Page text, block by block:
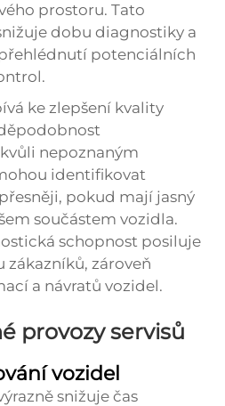
prostoru. Tato
dobu diagnostiky a
potenciálních
ke zlepšení kvality
nepoznaným
identifikovat
pokud mají jasný
součástem vozidla.
schopnost posiluje
zákazníků, zároveň
a návratů vozidel.
provozy servisů
vozidel
snižuje čas